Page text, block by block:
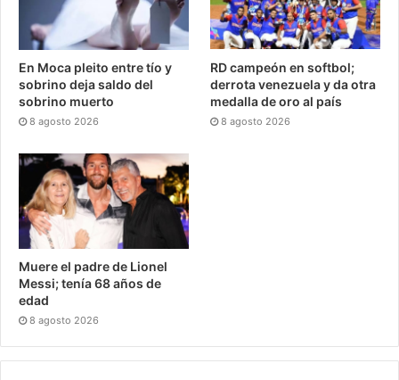
En Moca pleito entre tío y
sobrino deja saldo del
sobrino muerto
8 agosto 2026
RD campeón en softbol;
derrota venezuela y da otra
medalla de oro al país
8 agosto 2026
Muere el padre de Lionel
Messi; tenía 68 años de
edad
8 agosto 2026